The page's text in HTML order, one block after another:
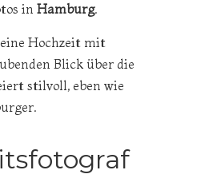
in Hamburg.
Hochzeit mit
Blick über die
stilvoll, eben wie